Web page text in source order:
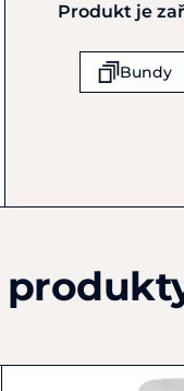
Brands of Q
Drachten
9207 JT
Produkt je
Bundy